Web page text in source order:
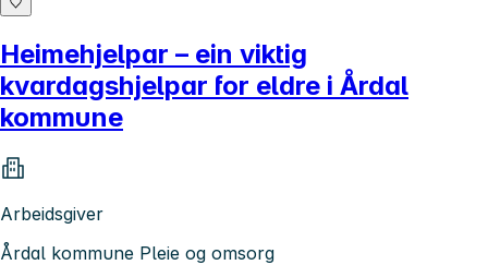
Heimehjelpar – ein viktig
kvardagshjelpar for eldre i Årdal
kommune
Arbeidsgiver
Årdal kommune Pleie og omsorg